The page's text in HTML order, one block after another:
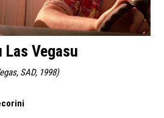
Vegasu
SAD, 1998)